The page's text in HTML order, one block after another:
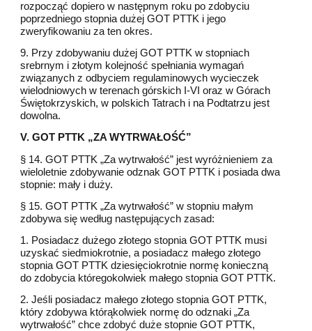
rozpocząć dopiero w następnym roku po zdobyciu
poprzedniego stopnia dużej GOT PTTK i jego
zweryfikowaniu za ten okres.
9. Przy zdobywaniu dużej GOT PTTK w stopniach
srebrnym i złotym kolejność spełniania wymagań
związanych z odbyciem regulaminowych wycieczek
wielodniowych w terenach górskich I-VI oraz w Górach
Świętokrzyskich, w polskich Tatrach i na Podtatrzu jest
dowolna.
V. GOT PTTK „ZA WYTRWAŁOŚĆ”
§ 14. GOT PTTK „Za wytrwałość” jest wyróżnieniem za
wieloletnie zdobywanie odznak GOT PTTK i posiada dwa
stopnie: mały i duży.
§ 15. GOT PTTK „Za wytrwałość” w stopniu małym
zdobywa się według następujących zasad:
1. Posiadacz dużego złotego stopnia GOT PTTK musi
uzyskać siedmiokrotnie, a posiadacz małego złotego
stopnia GOT PTTK dziesięciokrotnie normę konieczną
do zdobycia któregokolwiek małego stopnia GOT PTTK.
2. Jeśli posiadacz małego złotego stopnia GOT PTTK,
który zdobywa którąkolwiek normę do odznaki „Za
wytrwałość” chce zdobyć duże stopnie GOT PTTK,